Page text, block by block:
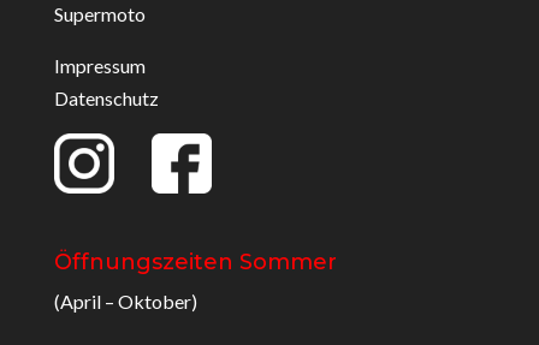
Supermoto
Impressum
Datenschutz
Öffnungszeiten Sommer
(April – Oktober)